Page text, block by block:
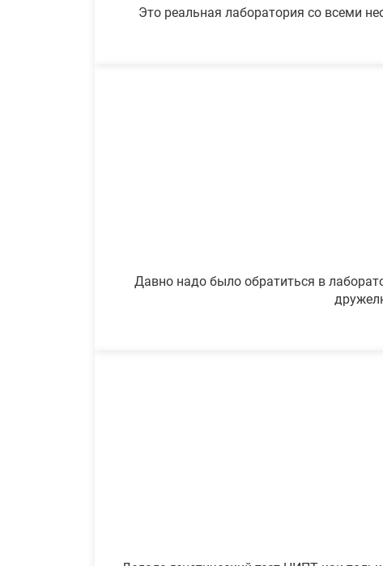
Это реальная лаборатория со всеми
Давно надо было обратиться в